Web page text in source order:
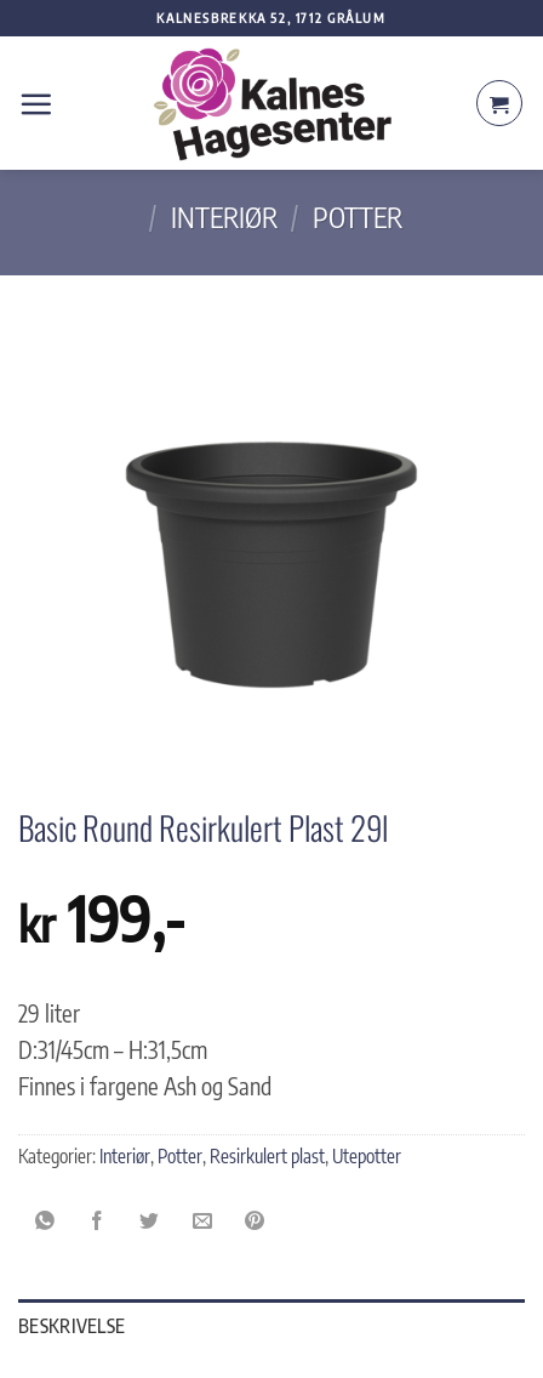
content
KALNESBREKKA 52, 1712 GRÅLUM
/ INTERIØR / POTTER
Basic Round Resirkulert Plast 29l
kr199,-
29 liter
D:31/45cm – H:31,5cm
Finnes i fargene Ash og Sand
Kategorier: Interiør, Potter, Resirkulert plast, Utepotter
BESKRIVELSE